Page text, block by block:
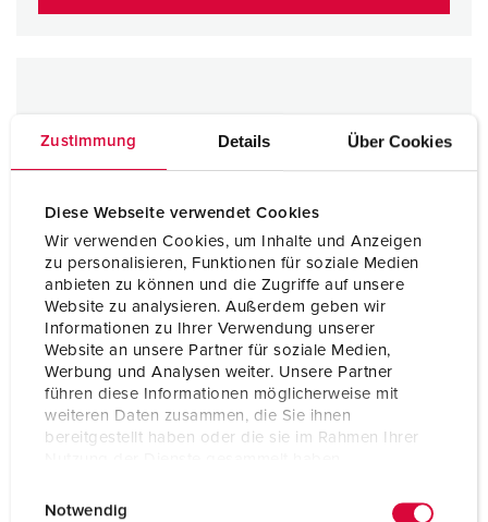
Zustimmung Details Über Cookies
Diese Webseite verwendet Cookies
Wir verwenden Cookies, um Inhalte und Anzeigen
zu personalisieren, Funktionen für soziale Medien
anbieten zu können und die Zugriffe auf unsere
Website zu analysieren. Außerdem geben wir
Informationen zu Ihrer Verwendung unserer
Website an unsere Partner für soziale Medien,
Werbung und Analysen weiter. Unsere Partner
führen diese Informationen möglicherweise mit
weiteren Daten zusammen, die Sie ihnen
bereitgestellt haben oder die sie im Rahmen Ihrer
Notwendig